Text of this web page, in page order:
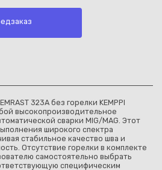
323А без горелки KEMPPI
высокопроизводительное
сварки MIG/MAG. Этот
широкого спектра
стабильное качество шва и
Отсутствие горелки в комплекте
самостоятельно выбрать
специфическим